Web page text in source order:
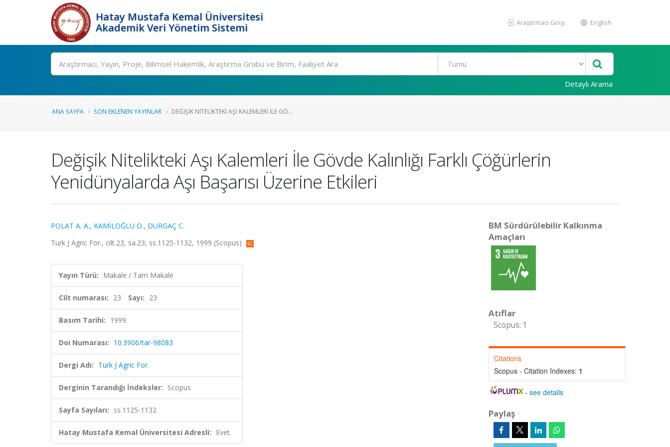
Hatay Mustafa Kemal Üniversitesi
Akademik Veri Yönetim Sistemi
Araştırmacı Girişi English
Ara
Detaylı Arama
ANA SAYFA SON EKLENEN YAYINLAR DEĞIŞIK NITELIKTEKI AŞI KALEMLERI İLE GÖ...
Değişik Nitelikteki Aşı Kalemleri İle Gövde Kalınlığı Farklı Çöğürlerin
Yenidünyalarda Aşı Başarısı Üzerine Etkileri
POLAT A. A., KAMİLOĞLU Ö., DURGAÇ C.
Turk J Agric For., cilt.23, sa.23, ss.1125-1132, 1999 (Scopus)
Yayın Türü: Makale / Tam Makale
Cilt numarası: 23 Sayı: 23
Basım Tarihi: 1999
Doi Numarası: 10.3906/tar-98083
Dergi Adı: Turk J Agric For.
Derginin Tarandığı İndeksler: Scopus
Sayfa Sayıları: ss.1125-1132
Hatay Mustafa Kemal Üniversitesi Adresli: Evet
BM Sürdürülebilir Kalkınma
Amaçları
Atıflar
Scopus: 1
Citations
Scopus - Citation Indexes: 1
-see details
Paylaş